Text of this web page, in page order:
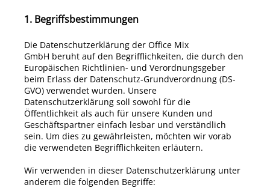
1. Begriffsbestimmungen
Die Datenschutzerklärung der Office Mix
GmbH beruht auf den Begrifflichkeiten, die durch den
Europäischen Richtlinien- und Verordnungsgeber
beim Erlass der Datenschutz-Grundverordnung (DS-
GVO) verwendet wurden. Unsere
Datenschutzerklärung soll sowohl für die
Öffentlichkeit als auch für unsere Kunden und
Geschäftspartner einfach lesbar und verständlich
sein. Um dies zu gewährleisten, möchten wir vorab
die verwendeten Begrifflichkeiten erläutern.
Wir verwenden in dieser Datenschutzerklärung unter
anderem die folgenden Begriffe: